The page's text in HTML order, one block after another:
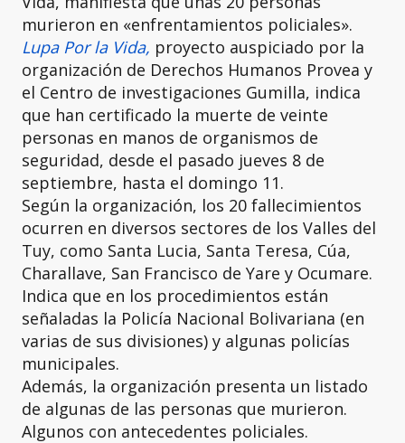
murieron en «enfrentamientos policiales».
Lupa Por la Vida, proyecto auspiciado por la
organización de Derechos Humanos Provea y
el Centro de investigaciones Gumilla, indica
que han certificado la muerte de veinte
personas en manos de organismos de
seguridad, desde el pasado jueves 8 de
septiembre, hasta el domingo 11.
Según la organización, los 20 fallecimientos
ocurren en diversos sectores de los Valles del
Tuy, como Santa Lucia, Santa Teresa, Cúa,
Charallave, San Francisco de Yare y Ocumare.
Indica que en los procedimientos están
señaladas la Policía Nacional Bolivariana (en
varias de sus divisiones) y algunas policías
municipales.
Además, la organización presenta un listado
de algunas de las personas que murieron.
Algunos con antecedentes policiales.